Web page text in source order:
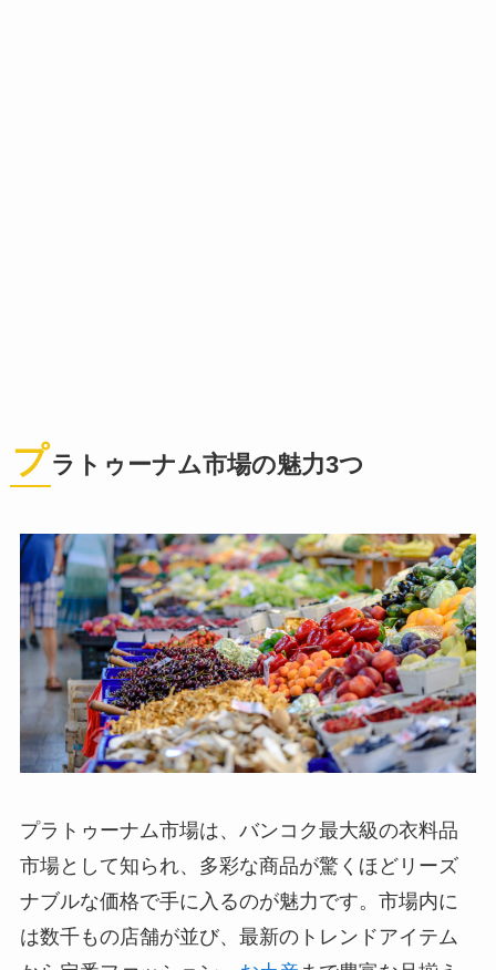
プラトゥーナム市場の魅力3つ
プラトゥーナム市場は、バンコク最大級の衣料品
市場として知られ、多彩な商品が驚くほどリーズ
ナブルな価格で手に入るのが魅力です。市場内に
は数千もの店舗が並び、最新のトレンドアイテム